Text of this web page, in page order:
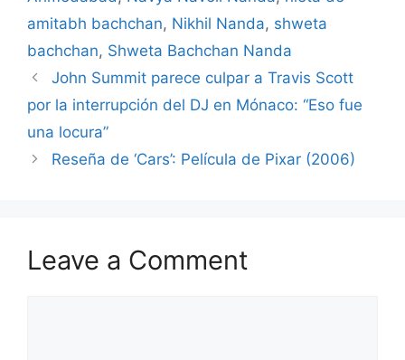
amitabh bachchan, Nikhil Nanda, shweta
bachchan, Shweta Bachchan Nanda
John Summit parece culpar a Travis Scott
por la interrupción del DJ en Mónaco: “Eso fue
una locura”
Reseña de ‘Cars’: Película de Pixar (2006)
Leave a Comment